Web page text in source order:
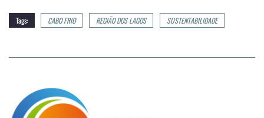
Tags: CABO FRIO REGIÃO DOS LAGOS SUSTENTABILIDADE